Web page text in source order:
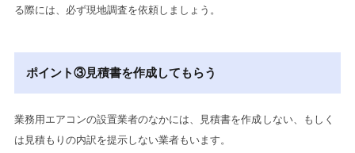
る際には、必ず現地調査を依頼しましょう。
ポイント③見積書を作成してもらう
業務用エアコンの設置業者のなかには、見積書を作成しない、もしく
は見積もりの内訳を提示しない業者もいます。